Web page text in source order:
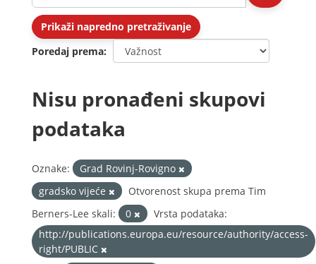
Prikaži napredno pretraživanje
Poredaj prema
Nisu pronađeni skupovi
podataka
Oznake:
Grad Rovinj-Rovigno
gradsko vijeće
Otvorenost skupa prema Tim
Berners-Lee skali:
0
Vrsta podataka:
http://publications.europa.eu/resource/authority/access-
right/PUBLIC